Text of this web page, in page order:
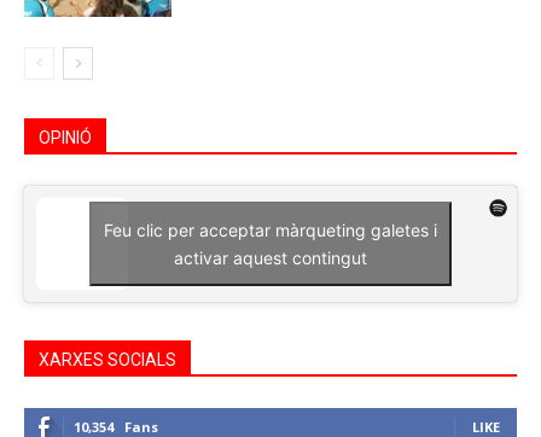
OPINIÓ
Feu clic per acceptar màrqueting galetes i
activar aquest contingut
XARXES SOCIALS
10,354 Fans LIKE